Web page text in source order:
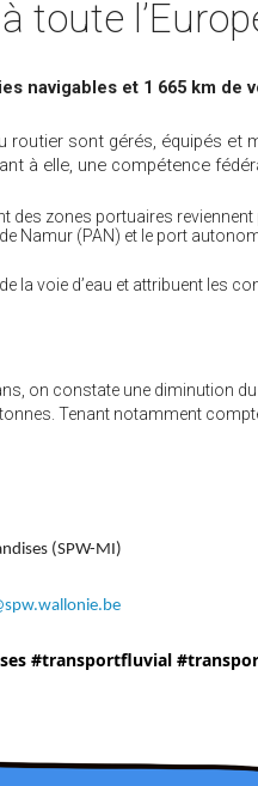
toute
navigables et 1 665 km
routier sont gérés, équipés et
à elle, une compétence
des zones portuaires
Namur (PAN) et le port
la voie d’eau et attribuent les
on constate une diminution
Tenant notamment
(SPW-MI)
#transportfluvial